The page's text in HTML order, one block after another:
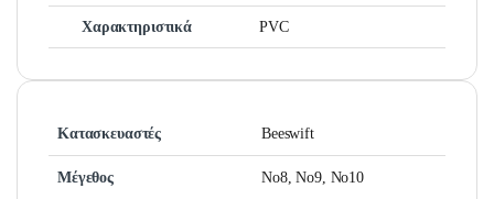
Χαρακτηριστικά PVC
Κατασκευαστές Beeswift
Μέγεθος No8, No9, No10